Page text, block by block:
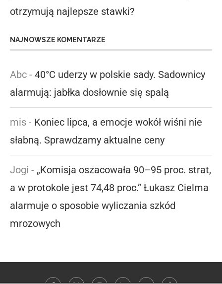
otrzymują najlepsze stawki?
NAJNOWSZE KOMENTARZE
Abc - 40°C uderzy w polskie sady. Sadownicy
alarmują: jabłka dosłownie się spalą
mis - Koniec lipca, a emocje wokół wiśni nie
słabną. Sprawdzamy aktualne ceny
Jogi - „Komisja oszacowała 90–95 proc. strat,
a w protokole jest 74,48 proc.” Łukasz Cielma
alarmuje o sposobie wyliczania szkód
mrozowych